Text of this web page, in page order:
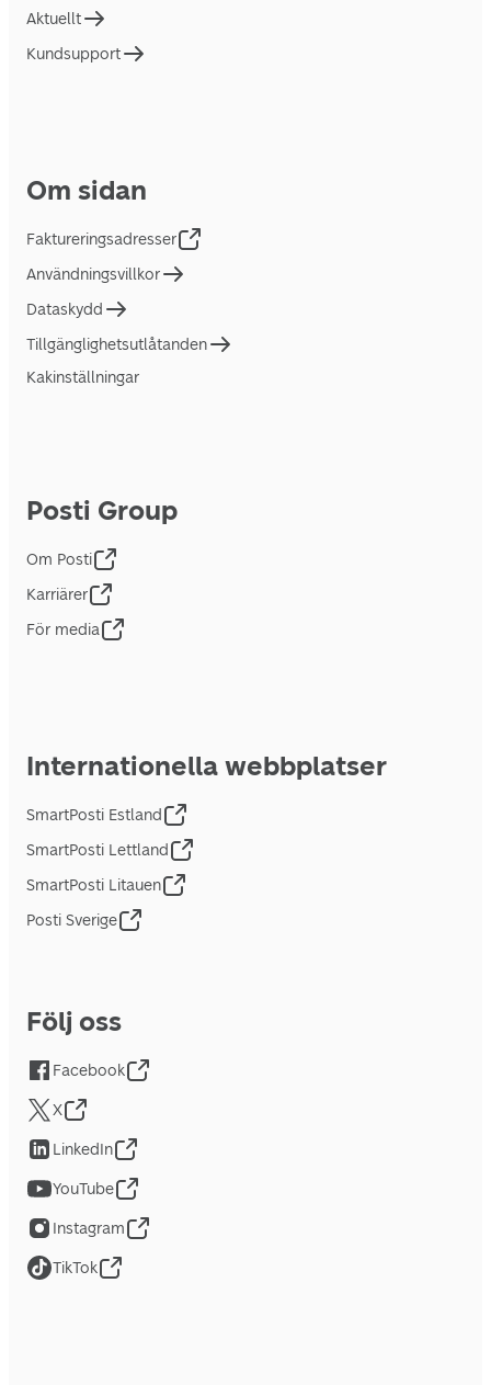
Aktuellt
Kundsupport
Om sidan
Faktureringsadresser
Användningsvillkor
Dataskydd
Tillgänglighetsutlåtanden
Kakinställningar
Posti Group
Om Posti
Karriärer
För media
Internationella webbplatser
SmartPosti Estland
SmartPosti Lettland
SmartPosti Litauen
Posti Sverige
Följ oss
Facebook
X
LinkedIn
YouTube
Instagram
TikTok